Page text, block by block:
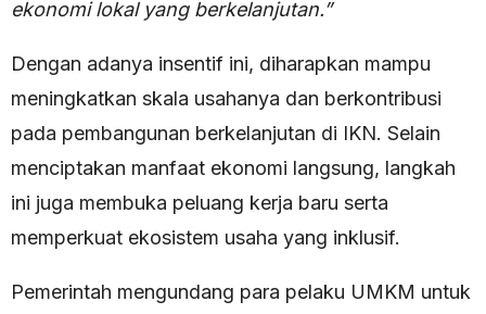
ekonomi lokal yang berkelanjutan.”
Dengan adanya insentif ini, diharapkan mampu
meningkatkan skala usahanya dan berkontribusi
pada pembangunan berkelanjutan di IKN. Selain
menciptakan manfaat ekonomi langsung, langkah
ini juga membuka peluang kerja baru serta
memperkuat ekosistem usaha yang inklusif.
Pemerintah mengundang para pelaku UMKM untuk